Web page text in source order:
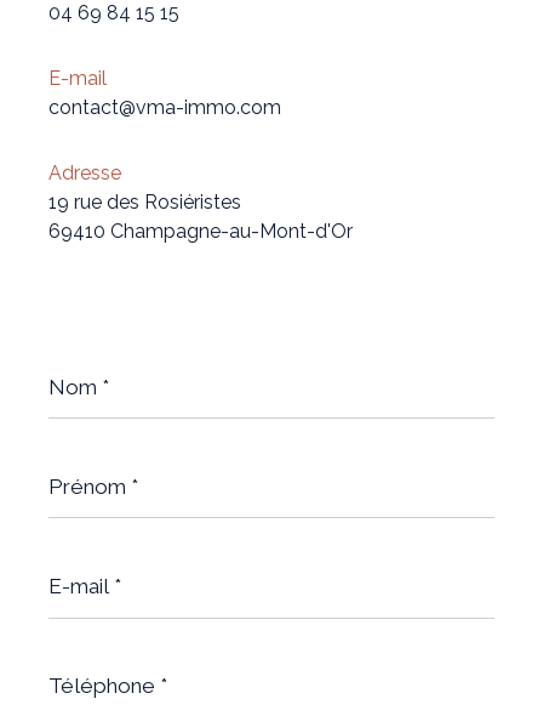
04 69 84 15 15
E-mail
contact@vma-immo.com
Adresse
19 rue des Rosiéristes
69410 Champagne-au-Mont-d'Or
*
*
mail
*
*